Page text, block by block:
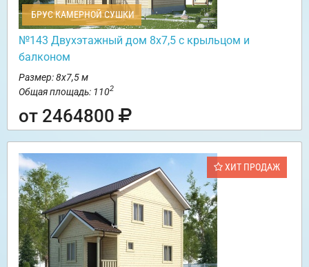
БРУС КАМЕРНОЙ СУШКИ
№143 Двухэтажный дом 8х7,5 с крыльцом и
балконом
Размер: 8х7,5 м
Общая площадь: 1102
от 2464800
ХИТ ПРОДАЖ